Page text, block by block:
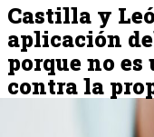
Castilla y
aplicación
porque no
contra la